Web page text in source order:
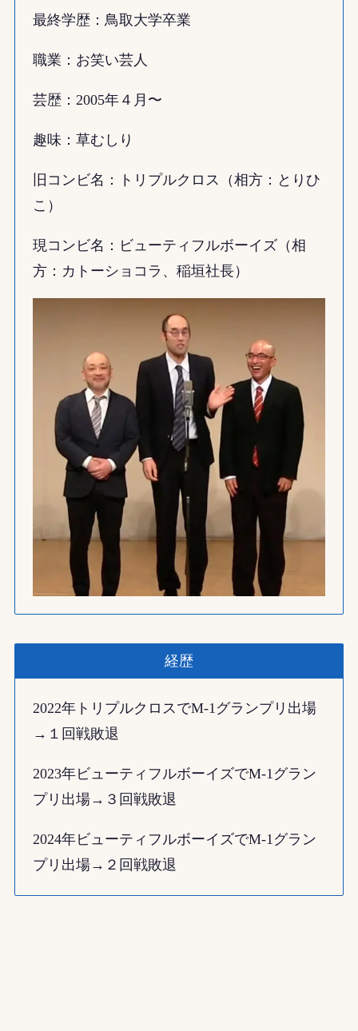
最終学歴：鳥取大学卒業
職業：お笑い芸人
芸歴：2005年４月〜
趣味：草むしり
旧コンビ名：トリプルクロス（相方：とりひ
こ）
現コンビ名：ビューティフルボーイズ（相
方：カトーショコラ、稲垣社長）
経歴
2022年トリプルクロスでM-1グランプリ出場
→１回戦敗退
2023年ビューティフルボーイズでM-1グラン
プリ出場→３回戦敗退
2024年ビューティフルボーイズでM-1グラン
プリ出場→２回戦敗退